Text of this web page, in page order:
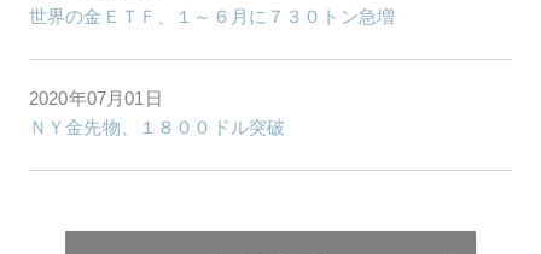
世界の金ＥＴＦ、１～６月に７３０トン急増
2020年07月01日
ＮＹ金先物、１８００ドル突破